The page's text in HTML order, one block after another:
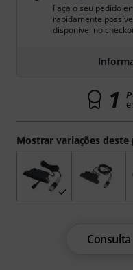
Mostrar variações
Faça o seu pedido
rapidamente
disponível no
1
Consulta